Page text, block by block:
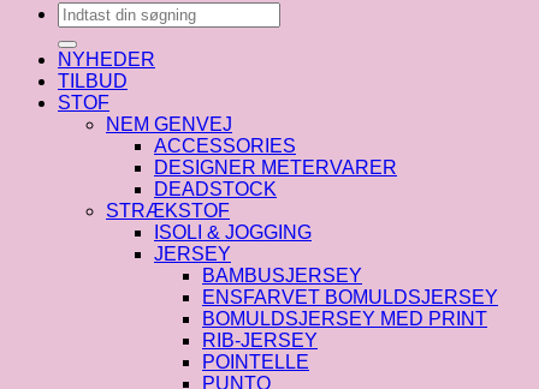
Søg
efter:
NYHEDER
TILBUD
STOF
NEM GENVEJ
ACCESSORIES
DESIGNER METERVARER
DEADSTOCK
STRÆKSTOF
ISOLI & JOGGING
JERSEY
BAMBUSJERSEY
ENSFARVET BOMULDSJERSEY
BOMULDSJERSEY MED PRINT
RIB-JERSEY
POINTELLE
PUNTO